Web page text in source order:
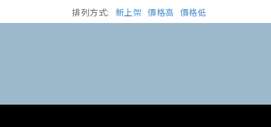
價格低
價格高
新上架
排列方式: